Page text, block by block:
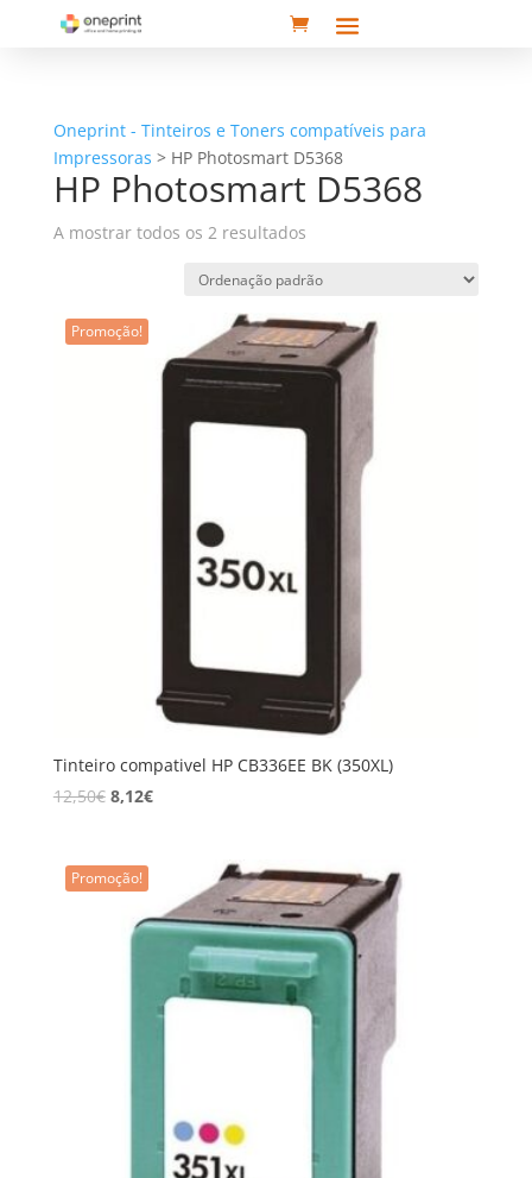
Oneprint - Tinteiros e Toners compatíveis para
Impressoras > HP Photosmart D5368
HP Photosmart D5368
A mostrar todos os 2 resultados
Promoção!
Tinteiro compativel HP CB336EE BK (350XL)
12,50€ 8,12€
Promoção!